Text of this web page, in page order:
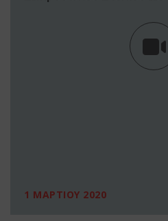
1 ΜΑΡΤΙΟΥ 2020